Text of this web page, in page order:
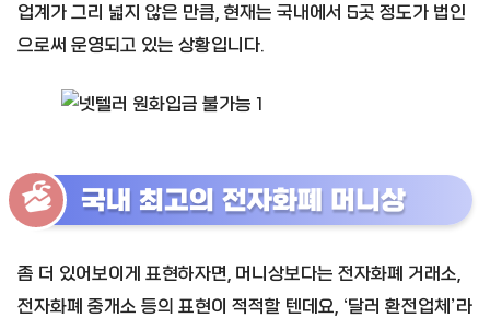
업계가 그리 넓지 않은 만큼, 현재는 국내에서 5곳 정도가 법인
으로써 운영되고 있는 상황입니다.
국내 최고의 전자화폐 머니상
좀 더 있어보이게 표현하자면, 머니상보다는 전자화폐 거래소,
전자화폐 중개소 등의 표현이 적적할 텐데요, ‘달러 환전업체’라